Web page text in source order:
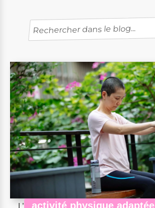
Recherche
pour
L’ activité physique adaptée